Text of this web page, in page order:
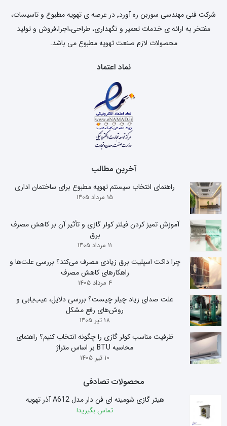
شرکت فنی مهندسی سوربن ره آورد٬ در عرصه ی تهویه مطبوع و تاسیسات،
مفتخر به ارائه ی خدمات تعمیر و نگهداری، طراحی،اجرا،فروش و تولید
محصولات لازم صنعت تهویه مطبوع می باشد.
نماد اعتماد
آخرین مطالب
راهنمای انتخاب سیستم تهویه مطبوع برای ساختمان اداری
15 مرداد 1405
آموزش تمیز کردن فیلتر کولر گازی و تأثیر آن بر کاهش مصرف
برق
11 مرداد 1405
چرا داکت اسپلیت برق زیادی مصرف می‌کند؟ بررسی علت‌ها و
راهکارهای کاهش مصرف
4 مرداد 1405
علت صدای زیاد چیلر چیست؟ بررسی دلایل، عیب‌یابی و
روش‌های رفع مشکل
18 تیر 1405
ظرفیت مناسب کولر گازی را چگونه انتخاب کنیم؟ راهنمای
محاسبه BTU بر اساس متراژ
10 تیر 1405
محصولات تصادفی
هیتر گازی شومینه ای فن دار مدل A612 آذر تهویه
تماس بگیرید!